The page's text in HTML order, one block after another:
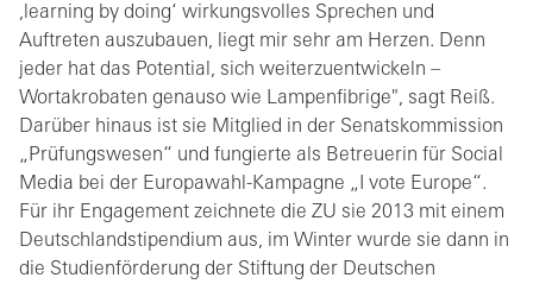
,learning by doing‘ wirkungsvolles Sprechen und
Auftreten auszubauen, liegt mir sehr am Herzen. Denn
jeder hat das Potential, sich weiterzuentwickeln –
Wortakrobaten genauso wie Lampenfibrige", sagt Reiß.
Darüber hinaus ist sie Mitglied in der Senatskommission
„Prüfungswesen“ und fungierte als Betreuerin für Social
Media bei der Europawahl-Kampagne „I vote Europe“.
Für ihr Engagement zeichnete die ZU sie 2013 mit einem
Deutschlandstipendium aus, im Winter wurde sie dann in
die Studienförderung der Stiftung der Deutschen